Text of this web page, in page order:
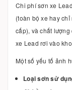
Chi phí sơn xe
(toàn bộ xe hay
cấp), và chất
xe Lead rơi vào
Một số yếu tố ảnh
Loại sơn sử